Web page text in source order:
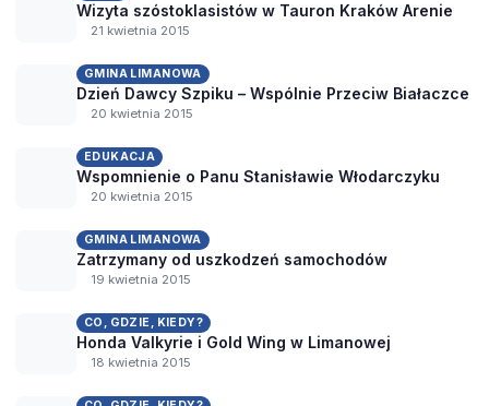
Wizyta szóstoklasistów w Tauron Kraków Arenie
21 kwietnia 2015
GMINA LIMANOWA
Dzień Dawcy Szpiku – Wspólnie Przeciw Białaczce
20 kwietnia 2015
EDUKACJA
Wspomnienie o Panu Stanisławie Włodarczyku
20 kwietnia 2015
GMINA LIMANOWA
Zatrzymany od uszkodzeń samochodów
19 kwietnia 2015
CO, GDZIE, KIEDY?
Honda Valkyrie i Gold Wing w Limanowej
18 kwietnia 2015